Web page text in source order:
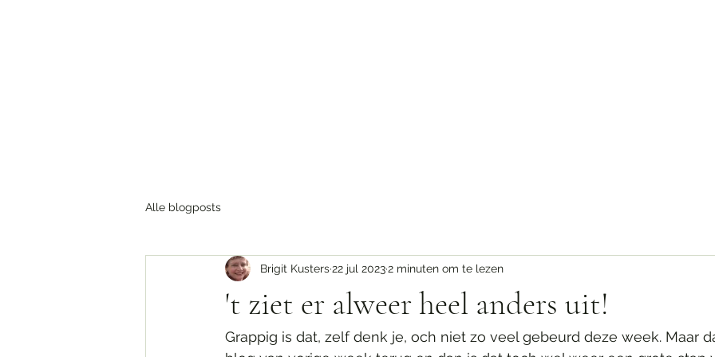
Alle blogposts
't ziet er alweer heel anders uit!
Brigit Kusters22 jul 20232 minuten om te lezen
Grappig is dat, zelf denk je, och niet zo veel gebeurd deze week. Maar